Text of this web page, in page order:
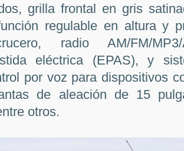
grilla frontal en gris
regulable en altura y
radio AM/FM/MP3/
eléctrica (EPAS), y
por voz para dispositivos
de aleación de 15
otros.